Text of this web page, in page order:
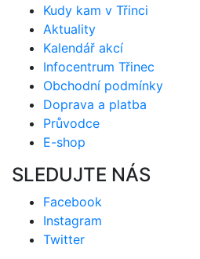
Kudy kam v Třinci
Aktuality
Kalendář akcí
Infocentrum Třinec
Obchodní podmínky
Doprava a platba
Průvodce
E-shop
SLEDUJTE NÁS
Facebook
Instagram
Twitter